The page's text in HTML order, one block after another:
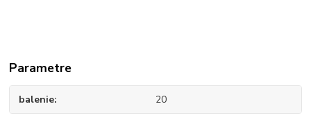
Parametre
balenie 20